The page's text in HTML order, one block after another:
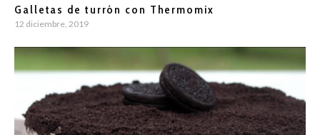
Galletas de turrón con Thermomix
12 diciembre, 2019